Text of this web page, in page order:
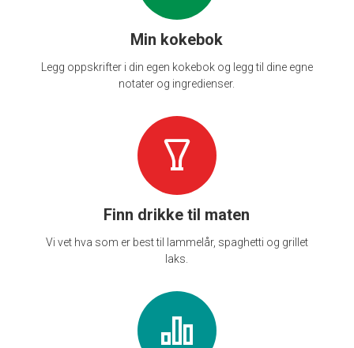
Min kokebok
Legg oppskrifter i din egen kokebok og legg til dine egne
notater og ingredienser.
Finn drikke til maten
Vi vet hva som er best til lammelår, spaghetti og grillet
laks.